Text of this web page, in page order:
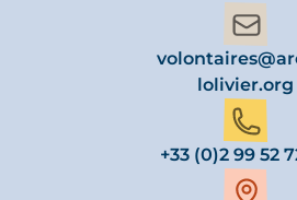
lolivier.org
+33 (0)2 99 52